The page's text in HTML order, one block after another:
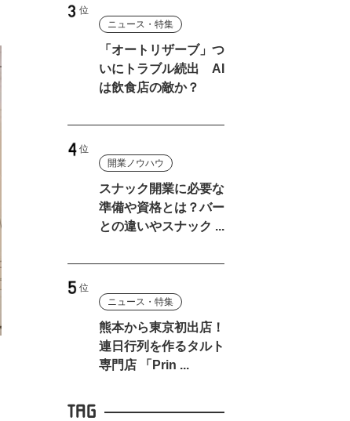
ニュース・特集
「オートリザーブ」つ
いにトラブル続出 AI
は飲食店の敵か？
開業ノウハウ
スナック開業に必要な
準備や資格とは？バー
との違いやスナック ...
ニュース・特集
熊本から東京初出店！
連日行列を作るタルト
専門店 「Prin ...
TAG